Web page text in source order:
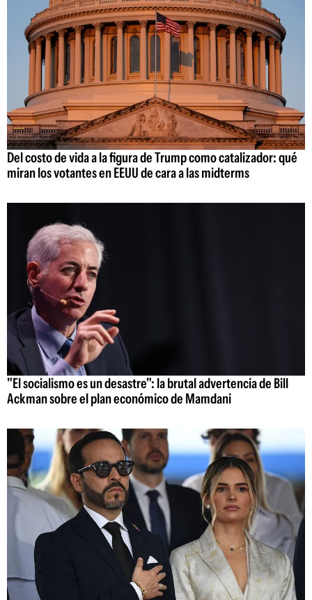
Del costo de vida a la figura de Trump como catalizador: qué
miran los votantes en EEUU de cara a las midterms
"El socialismo es un desastre": la brutal advertencia de Bill
Ackman sobre el plan económico de Mamdani